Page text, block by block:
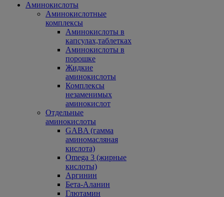
Аминокислоты
Аминокислотные
комплексы
Аминокислоты в
капсулах,таблетках
Аминокислоты в
порошке
Жидкие
аминокислоты
Комплексы
незаменимых
аминокислот
Отдельные
аминокислоты
GABA (гамма
аминомасляная
кислота)
Omega 3 (жирные
кислоты)
Аргинин
Бета-Аланин
Глютамин